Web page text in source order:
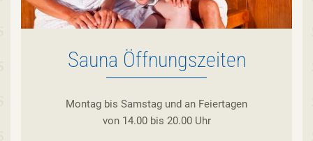
Sauna Öffnungszeiten
Montag bis Samstag und an Feiertagen
von 14.00 bis 20.00 Uhr